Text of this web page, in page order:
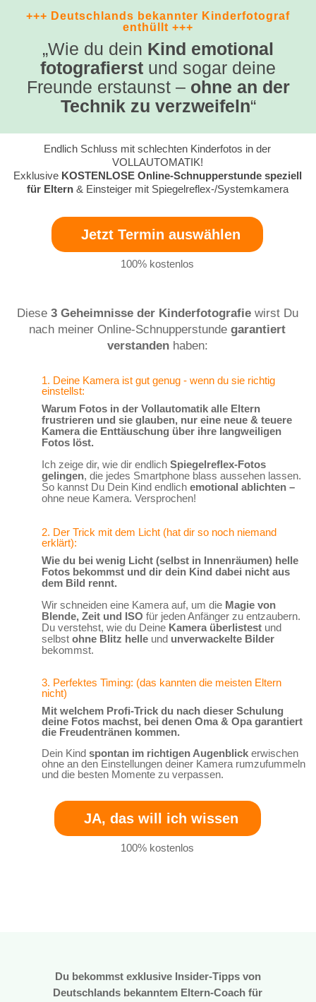
+++ Deutschlands bekannter Kinderfotograf
enthüllt +++
„Wie du dein Kind emotional
fotografierst und sogar deine
Freunde erstaunst – ohne an der
Technik zu verzweifeln“
Endlich Schluss mit schlechten Kinderfotos in der
VOLLAUTOMATIK!
Exklusive KOSTENLOSE Online-Schnupperstunde speziell
für Eltern& Einsteiger mit Spiegelreflex-/Systemkamera
Jetzt Termin auswählen
100% kostenlos
Diese 3 Geheimnisse der Kinderfotografiewirst Du
nach meiner Online-Schnupperstunde garantiert
verstandenhaben:
1. Deine Kamera ist gut genug - wenn du sie richtig
einstellst:
Warum Fotos in der Vollautomatik alle Eltern
frustrieren und sie glauben, nur eine neue & teuere
Kamera die Enttäuschung über ihre langweiligen
Fotos löst.
Ich zeige dir, wie dir endlich Spiegelreflex-Fotos
gelingen, die jedes Smartphone blass aussehen lassen.
So kannst Du Dein Kind endlich emotional ablichten –
ohne neue Kamera. Versprochen!
2. Der Trick mit dem Licht (hat dir so noch niemand
erklärt):
Wie du bei wenig Licht (selbst in Innenräumen) helle
Fotos bekommst und dir dein Kind dabei nicht aus
dem Bild rennt.
Wir schneiden eine Kamera auf, um die Magie von
Blende, Zeit und ISO für jeden Anfänger zu entzaubern.
Du verstehst, wie du Deine Kamera überlistestund
selbst ohne Blitz helleund unverwackelte Bilder
bekommst.
3. Perfektes Timing: (das kannten die meisten Eltern
nicht)
Mit welchem Profi-Trick du nach dieser Schulung
deine Fotos machst, bei denen Oma & Opa garantiert
die Freudentränen kommen.
Dein Kind spontan im richtigen Augenblickerwischen
ohne an den Einstellungen deiner Kamera rumzufummeln
und die besten Momente zu verpassen.
JA, das will ich wissen
100% kostenlos
Du bekommst exklusive Insider-Tipps von
Deutschlands bekanntem Eltern-Coach für